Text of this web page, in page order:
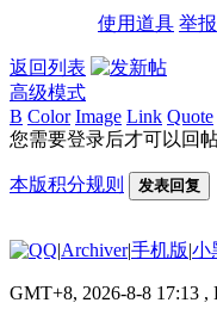
使用道具 举报
返回列表
高级模式
B Color Image Link Quote
您需要登录后才可以回
本版积分规则 发表回复
|Archiver|手机版|小
GMT+8, 2026-8-8 17:13 ,